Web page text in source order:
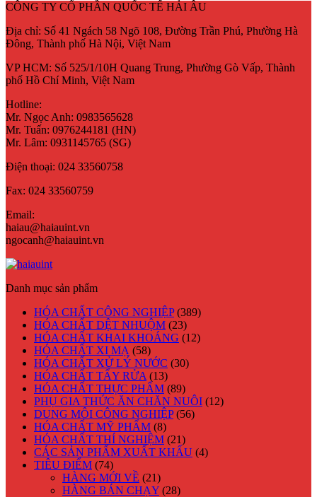
CÔNG TY CỔ PHẦN QUỐC TẾ HẢI ÂU
Địa chỉ: Số 41 Ngách 58 Ngõ 108, Đường Trần Phú, Phường Hà
Đông, Thành phố Hà Nội, Việt Nam
VP HCM: Số 525/1/10H Quang Trung, Phường Gò Vấp, Thành
phố Hồ Chí Minh, Việt Nam
Hotline:
Mr. Ngọc Anh: 0983565628
Mr. Tuấn: 0976244181 (HN)
Mr. Lâm: 0931145765 (SG)
Điện thoại: 024 33560758
Fax: 024 33560759
Email:
haiau@haiauint.vn
ngocanh@haiauint.vn
Danh mục sản phẩm
HÓA CHẤT CÔNG NGHIỆP (389)
HÓA CHẤT DỆT NHUỘM (23)
HÓA CHẤT KHAI KHOÁNG (12)
HÓA CHẤT XI MẠ (58)
HÓA CHẤT XỬ LÝ NƯỚC (30)
HÓA CHẤT TẨY RỬA (13)
HÓA CHẤT THỰC PHẨM (89)
PHỤ GIA THỨC ĂN CHĂN NUÔI (12)
DUNG MÔI CÔNG NGHIỆP (56)
HÓA CHẤT MỸ PHẨM (8)
HÓA CHẤT THÍ NGHIỆM (21)
CÁC SẢN PHẨM XUẤT KHẨU (4)
TIÊU ĐIỂM (74)
HÀNG MỚI VỀ (21)
HÀNG BÁN CHẠY (28)